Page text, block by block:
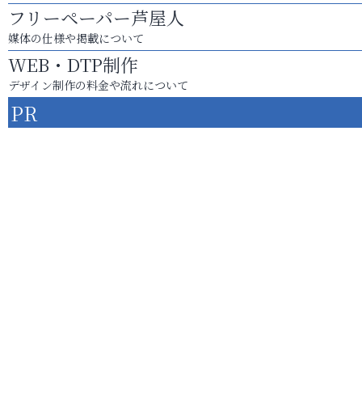
フリーペーパー芦屋人
媒体の仕様や掲載について
WEB・DTP制作
デザイン制作の料金や流れについて
PR